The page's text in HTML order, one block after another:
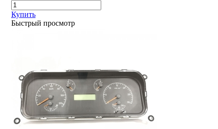
Купить
Быстрый просмотр